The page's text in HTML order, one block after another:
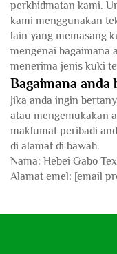
perkhidmatan kami.
kami menggunakan
lain yang memasang
mengenai bagaimana
menerima jenis kuki
Bagaimana anda
Jika anda ingin
atau mengemukakan
maklumat peribadi
di alamat di bawah.
Nama: Hebei Gabo
Alamat emel: [email